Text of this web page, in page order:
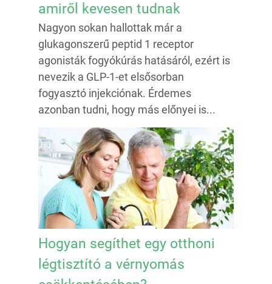
amiről kevesen tudnak
Nagyon sokan hallottak már a
glukagonszerű peptid 1 receptor
agonisták fogyókúrás hatásáról, ezért is
nevezik a GLP-1-et elsősorban
fogyasztó injekciónak. Érdemes
azonban tudni, hogy más előnyei is...
Hogyan segíthet egy otthoni
légtisztító a vérnyomás